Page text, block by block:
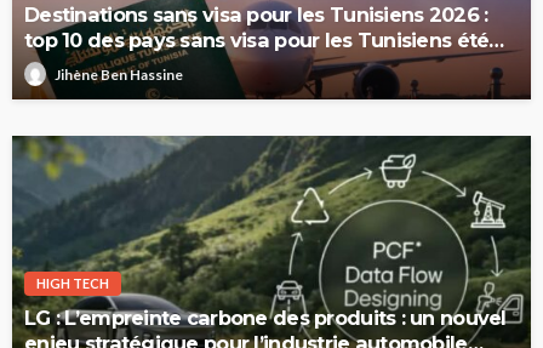
Destinations sans visa pour les Tunisiens 2026 :
top 10 des pays sans visa pour les Tunisiens été
2026Jihène Ben Hassine
HIGH TECH
LG : L’empreinte carbone des produits : un nouvel
enjeu stratégique pour l’industrie automobile